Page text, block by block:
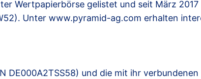
Wertpapierbörse gelistet und seit März
Unter www.pyramid-ag.com erhalten
DE000A2TSS58) und die mit ihr